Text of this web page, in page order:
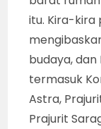
itu. Kira-kira
budaya,
termasuk
Astra,
Prajurit